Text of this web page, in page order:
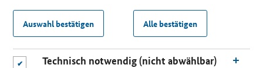
Auswahl bestätigen Alle bestätigen
Technisch notwendig (nicht abwählbar)